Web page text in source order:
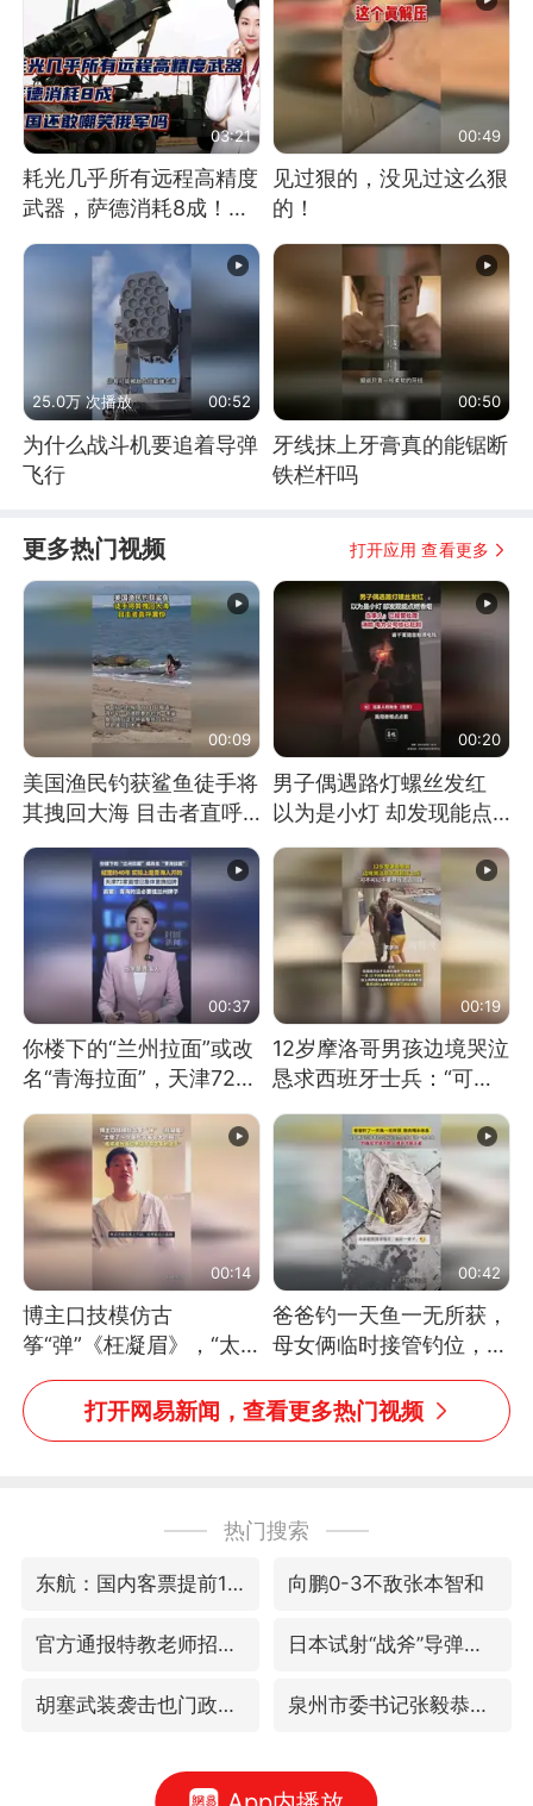
03:21
耗光几乎所有远程高精度
武器，萨德消耗8成！美
00:49
见过狠的，没见过这么狠
的！
25.0万 次播放 00:52
为什么战斗机要追着导弹
飞行
00:50
牙线抹上牙膏真的能锯断
铁栏杆吗
更多热门视频 打开应用 查看更多
00:09
美国渔民钓获鲨鱼徒手将
其拽回大海 目击者直呼
震惊 （视频来源：参考
消息）
00:20
男子偶遇路灯螺丝发红
以为是小灯 却发现能点
燃香烟 当事人：已报警
处理
00:37
你楼下的“兰州拉面”或改
名“青海拉面”，天津72家
面馆已集体更换招牌
00:19
12岁摩洛哥男孩边境哭泣
恳求西班牙士兵：“可不
可以不要把我遣返回国”
00:14
博主口技模仿古
筝“弹”《枉凝眉》，“太
像了～你是吃古筝长大的
吗？”“或将成为首位考级
不带古筝的选手。”（来
00:42
爸爸钓一天鱼一无所获，
母女俩临时接管钓位，用
玩具鱼竿钓上大鱼
打开网易新闻，查看更多热门视频
热门搜索
东航：国内客票提前14天免费退改 向鹏0-3不敌张本智和
官方通报特教老师招聘违规事件 日本试射“战斧”导弹，国防部回应
胡塞武装袭击也门政府军军营 泉州市委书记张毅恭被查